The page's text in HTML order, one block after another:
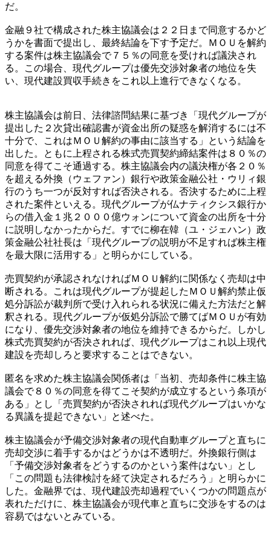
だ。
金融９社で構成された株主協議会は２２日まで同意するかど
うかを書面で提出し、最終結論を下す予定だ。ＭＯＵを解約
する案件は株主協議会で７５％の同意を受ければ議決され
る。この場合、現代グループは優先交渉対象者の地位を失
い、現代建設買収手続きをこれ以上進行できなくなる。
株主協議会は前日、法律諮問結果に基づき「現代グループが
提出した２次貸出確認書が資金出所の疑惑を解消するには不
十分で、これはＭＯＵ解約の事由に該当する」という結論を
出した。ともに上程される株式売買契約締結案件は８０％の
同意を得てこそ通過する。株主協議会内の議決権が各２０％
を超える外換（ウェファン）銀行や政策金融公社・ウリィ銀
行のうち一つが反対すれば否決される。否決するために上程
された案件といえる。現代グループが仏ナティクシス銀行か
らの借入金１兆２０００億ウォンについて資金の出所を十分
に説明しなかったからだ。すでに柳在韓（ユ・ジェハン）政
策金融公社社長は「現代グループの説明が不足すれば株主権
を最大限に活用する」と明らかにしている。
売買契約が承認されなければＭＯＵ解約に関係なく売却は中
断される。これは現代グループが提起したＭＯＵ解約禁止仮
処分訴訟が裁判所で受け入れられる状況に備えた方法だと解
釈される。現代グループが仮処分訴訟で勝てばＭＯＵが有効
になり、優先交渉対象者の地位を維持できるからだ。しかし
株式売買契約が否決されれば、現代グループはこれ以上現代
建設を売却しろと要求することはできない。
匿名を求めた株主協議会関係者は「当初、売却条件に株主協
議会で８０％の同意を得てこそ契約が成立するという条項が
ある」とし「売買契約が否決されれば現代グループはいかな
る異議を提起できない」と述べた。
株主協議会が予備交渉対象者の現代自動車グループと直ちに
売却交渉に着手するかはどうかは不透明だ。外換銀行側は
「予備交渉対象者をどうするのかという案件はない」とし
「この問題も法律検討を経て決定されるだろう」と明らかに
した。金融界では、現代建設売却過程でいくつかの問題点が
表れただけに、株主協議会が現代車と直ちに交渉をするのは
容易ではないとみている。